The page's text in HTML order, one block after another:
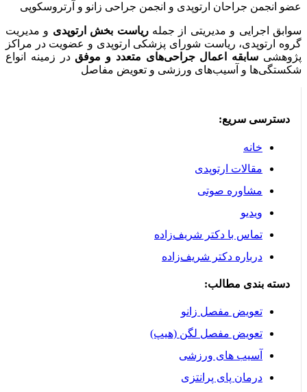
جراحان ارتوپدی و انجمن جراحی زانو و آرتروسکوپی
و مدیریتی از جملهریاست بخش ارتوپدی و مدیریت
ریاست شورای پزشکی ارتوپدی و عضویت در مراکز
سابقه اعمال جراحی‌های متعدد و موفقدر زمینه انواع
و آسیب‌های ورزشی و تعویض مفاصل
سریع:
مقالات ارتوپدی
مشاوره صوتی
تماس با دکتر شریف‌زاده
درباره دکتر شریف‌زاده
بندی مطالب:
تعویض مفصل زانو
تعویض مفصل لگن (هیپ)
آسیب های ورزشی
درمان پای پرانتزی